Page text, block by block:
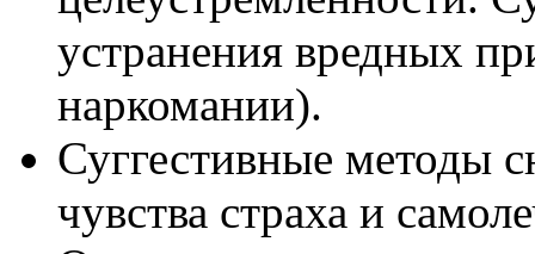
устранения вредных
наркомании).
Суггестивные методы
чувства страха и